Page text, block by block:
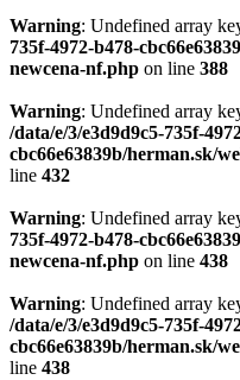
Warning: Undefined array
735f-4972-b478-
newcena-nf.php on line 388
Warning: Undefined array
/data/e/3/e3d9d9c5-735f-
cbc66e63839b/herman.sk/
line 432
Warning: Undefined array
735f-4972-b478-
newcena-nf.php on line 438
Warning: Undefined array
/data/e/3/e3d9d9c5-735f-
cbc66e63839b/herman.sk/
line 438